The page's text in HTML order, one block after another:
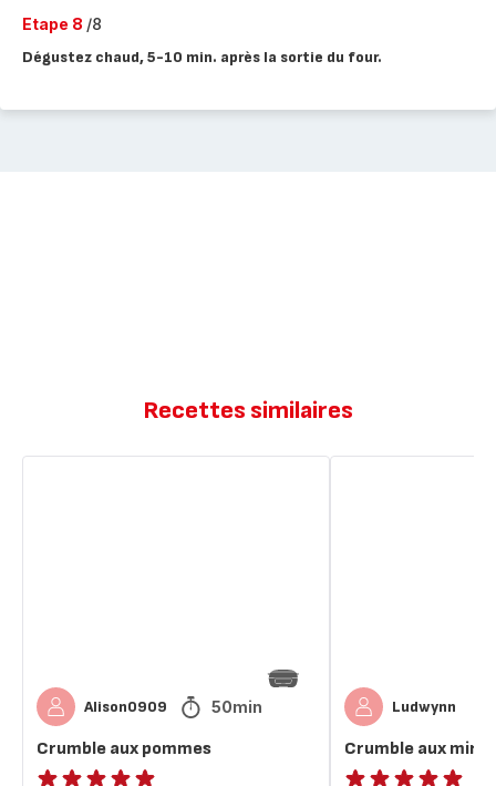
Etape 8 /8
Dégustez chaud, 5-10 min. après la sortie du four.
Recettes similaires
Alison0909 50min
Crumble aux pommes
Ludwynn
Crumble aux